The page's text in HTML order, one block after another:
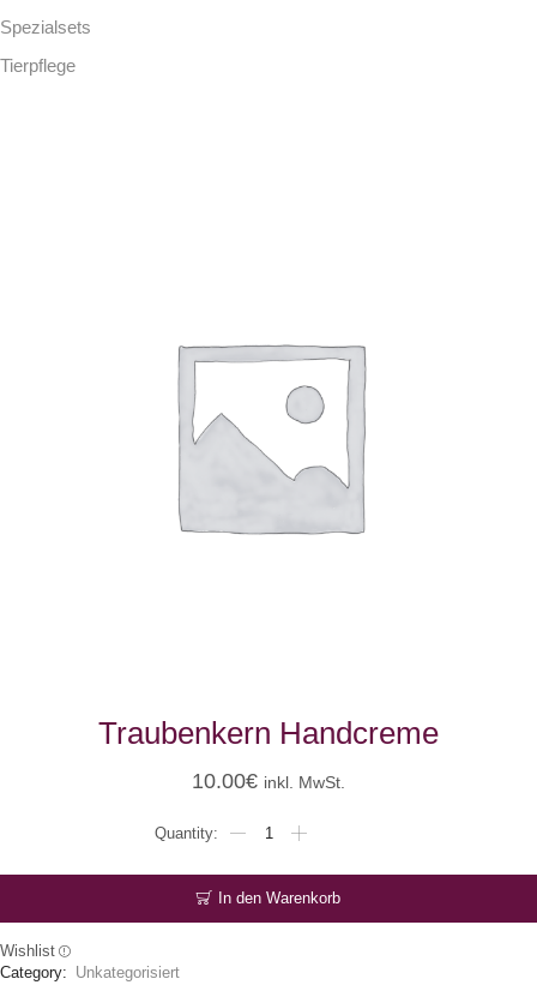
Spezialsets
Tierpflege
Traubenkern Handcreme
10.00€ inkl. MwSt.
Handcreme
In den Warenkorb
Wishlist
Category: Unkategorisiert